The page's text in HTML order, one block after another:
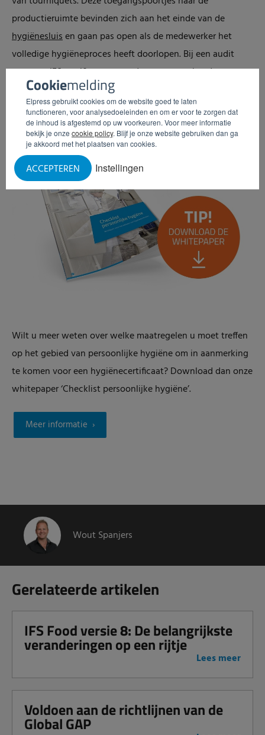
Cookiemelding
Elpress gebruikt cookies om de website goed te laten
functioneren, voor analysedoeleinden en om er voor te zorgen dat
de inhoud is afgestemd op uw voorkeuren. Voor meer informatie
bekijk je onze cookie policy. Blijf je onze website gebruiken dan ga
je akkoord met het plaatsen van cookies.
Instellingen
ACCEPTEREN
productieruimte bevinden zich aan het einde van de
hygiënesluisen gaan pas open als de medewerker het
volledige hygiëneproces heeft doorlopen. Bij een audit
voor een IFS certificaat vormt deze gecontroleerde
toegang een waarborg voor de persoonlijke hygiëne.
Checklist voor persoonlijke hygiëne
Wilt u meer weten over welke maatregelen u moet treffen
op het gebied van persoonlijke hygiëne om in aanmerking
te komen voor een hygiënecertificaat? Download dan onze
whitepaper ‘Checklist persoonlijke hygiëne’.
Meer informatie
Wout Spanjers
Gerelateerde artikelen
IFS Food versie 8: De belangrijkste
veranderingen op een rijtje
Lees meer
Voldoen aan de richtlijnen van de
Global GAP